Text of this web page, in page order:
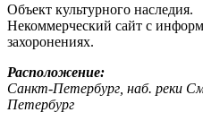
Объект культурного наследия.
Некоммерческий сайт с
захоронениях.
Расположение:
Санкт-Петербург, наб. реки
Петербург